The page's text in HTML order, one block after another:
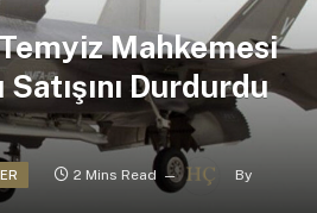
Mahkemesi
Durdurdu
2 Mins Read By